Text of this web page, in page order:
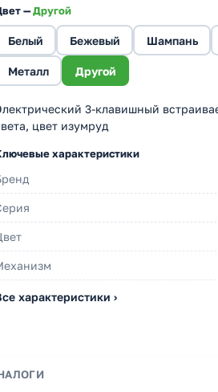
—Другой
Белый Бежевый Шампань
Металл Другой
3-клавишный
цвет изумруд
характеристики
характеристики ›